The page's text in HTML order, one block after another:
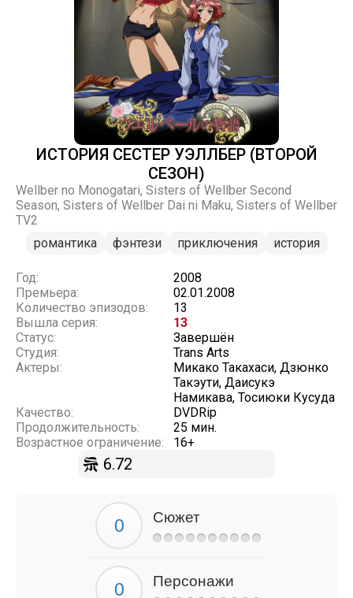
ИСТОРИЯ СЕСТЕР УЭЛЛБЕР (ВТОРОЙ
СЕЗОН)
Wellber no Monogatari, Sisters of Wellber Second
Season, Sisters of Wellber Dai ni Maku, Sisters of Wellber
TV2
романтика
фэнтези приключения история
Год:
2008
Премьера:
02.01.2008
Количество эпизодов:
13
Вышла серия:
13
Статус:
Завершён
Студия:
Trans Arts
Актеры:
Микако Такахаси, Дзюнко
Такэути, Даисукэ
Намикава, Тосиюки Кусуда
Качество:
DVDRip
Продолжительность:
25 мин.
Возрастное ограничение:
16+
6.72
Сюжет
Персонажи